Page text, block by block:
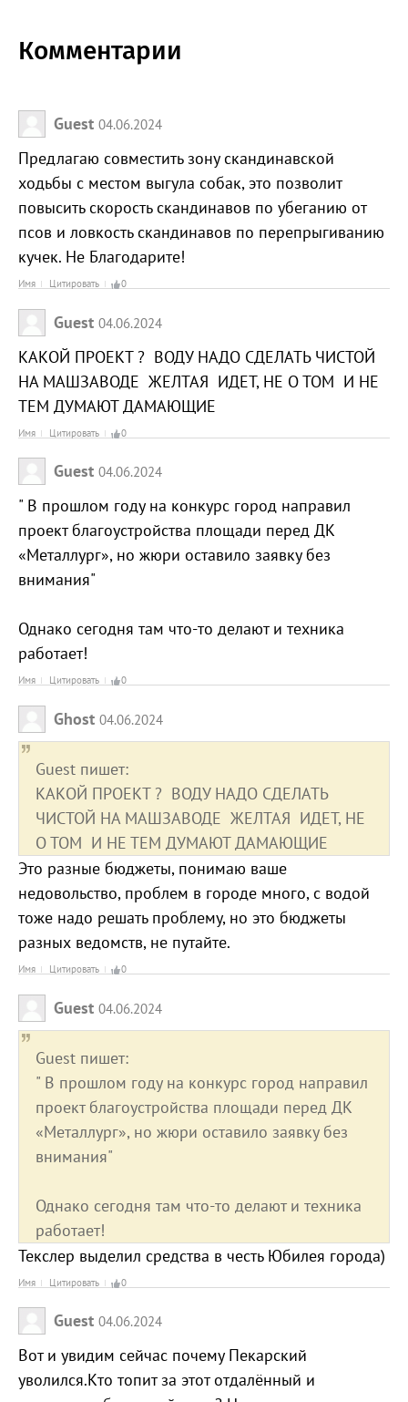
Комментарии
Guest 04.06.2024
Предлагаю совместить зону скандинавской
ходьбы с местом выгула собак, это позволит
повысить скорость скандинавов по убеганию от
псов и ловкость скандинавов по перепрыгиванию
кучек. Не Благодарите!
Имя Цитировать 0
Guest 04.06.2024
КАКОЙ ПРОЕКТ ? ВОДУ НАДО СДЕЛАТЬ ЧИСТОЙ
НА МАШЗАВОДЕ ЖЕЛТАЯ ИДЕТ, НЕ О ТОМ И НЕ
ТЕМ ДУМАЮТ ДАМАЮЩИЕ
Имя Цитировать 0
Guest 04.06.2024
" В прошлом году на конкурс город направил
проект благоустройства площади перед ДК
«Металлург», но жюри оставило заявку без
внимания"
Однако сегодня там что-то делают и техника
работает!
Имя Цитировать 0
Ghost 04.06.2024
Guest пишет:
КАКОЙ ПРОЕКТ ? ВОДУ НАДО СДЕЛАТЬ
ЧИСТОЙ НА МАШЗАВОДЕ ЖЕЛТАЯ ИДЕТ, НЕ
О ТОМ И НЕ ТЕМ ДУМАЮТ ДАМАЮЩИЕ
Это разные бюджеты, понимаю ваше
недовольство, проблем в городе много, с водой
тоже надо решать проблему, но это бюджеты
разных ведомств, не путайте.
Имя Цитировать 0
Guest 04.06.2024
Guest пишет:
" В прошлом году на конкурс город направил
проект благоустройства площади перед ДК
«Металлург», но жюри оставило заявку без
внимания"
Однако сегодня там что-то делают и техника
работает!
Текслер выделил средства в честь Юбилея города)
Имя Цитировать 0
Guest 04.06.2024
Вот и увидим сейчас почему Пекарский
уволился.Кто топит за этот отдалённый и